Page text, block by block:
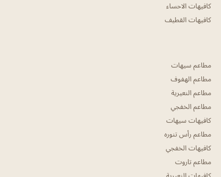
كافيهات الاحساء
كافيهات القطيف
مطاعم سيهات
مطاعم الهفوف
مطاعم النعيرية
مطاعم الخفجي
كافيهات سيهات
مطاعم رأس تنوره
كافيهات الخفجي
مطاعم تاروت
كافيهات النعيرية